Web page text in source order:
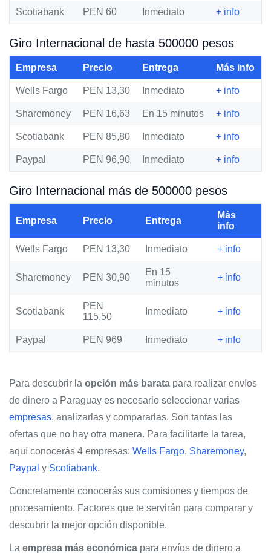
Scotiabank PEN 60 Inmediato + info
Giro Internacional de hasta 500000 pesos
Empresa Precio Entrega Más info
Wells Fargo PEN 13,30 Inmediato + info
Sharemoney PEN 16,63 En 15 minutos + info
Scotiabank PEN 85,80 Inmediato + info
Paypal PEN 96,90 Inmediato + info
Giro Internacional más de 500000 pesos
Empresa Precio Entrega
Más
info
Wells Fargo PEN 13,30 Inmediato + info
Sharemoney PEN 30,90
En 15
minutos
+ info
Scotiabank
PEN
115,50
Inmediato + info
Paypal PEN 969 Inmediato + info
Para descubrir la opción más barata para realizar envíos
de dinero a Paraguay es necesario seleccionar varias
empresas, analizarlas y compararlas. Son tantas las
ofertas que no hay otra manera. Para facilitarte la tarea,
aquí conocerás 4 empresas: Wells Fargo, Sharemoney,
Paypal y Scotiabank.
Concretamente conocerás sus comisiones y tiempos de
procesamiento. Factores que te servirán para comparar y
descubrir la mejor opción disponible.
La empresa más económica para envíos de dinero a